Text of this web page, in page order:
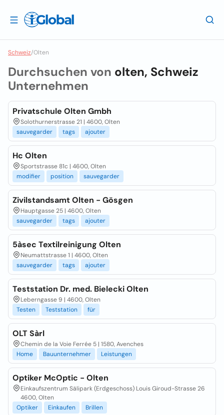
Schweiz/Olten
Durchsuchen von olten, Schweiz
Unternehmen
Privatschule Olten Gmbh
Solothurnerstrasse 21 | 4600, Olten
sauvegarder
tags ajouter
Hc Olten
Sportstrasse 81c | 4600, Olten
modifier
position sauvegarder
Zivilstandsamt Olten - Gösgen
Hauptgasse 25 | 4600, Olten
sauvegarder
tags ajouter
5àsec Textilreinigung Olten
Neumattstrasse 1 | 4600, Olten
sauvegarder
tags ajouter
Teststation Dr. med. Bielecki Olten
Leberngasse 9 | 4600, Olten
Testen
Teststation für
OLT Sàrl
Chemin de la Voie Ferrée 5 | 1580, Avenches
Home
Bauunternehmer Leistungen
Optiker McOptic - Olten
Einkaufszentrum Sälipark (Erdgeschoss) Louis Giroud-Strasse 26
4600, Olten
Optiker
Einkaufen Brillen